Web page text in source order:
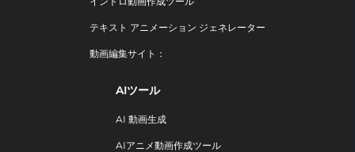
テキスト アニメーション ジェネレーター
動画編集サイト：
AIツール
AI 動画生成
AIアニメ動画作成ツール